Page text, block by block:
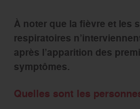
À noter que la fièvre et les
respiratoires
après l’apparition des
symptômes.
Quelles sont les